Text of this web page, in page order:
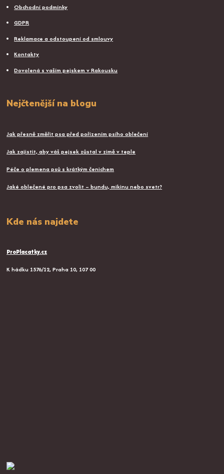
Obchodní podmínky
GDPR
Reklamace a odstoupení od smlouvy
Kontakty
Dovolená s vaším pejskem v Rakousku
Nejčtenější na blogu
Jak přesně změřit psa před pořízením psího oblečení
Jak zajistit, aby váš pejsek zůstal v zimě v teple
Péče o plemena psů s krátkým čenichem
Jaké oblečené pro psa zvolit – bundu, mikinu nebo svetr?
Kde nás najdete
ProPlacatky.cz
K hádku 1576/12, Praha 10, 107 00